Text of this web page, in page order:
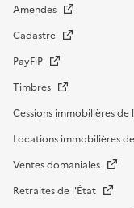
Amendes
Cadastre
PayFiP
Timbres
Cessions immobilières de
Locations immobilières
Ventes domaniales
Retraites de l'État